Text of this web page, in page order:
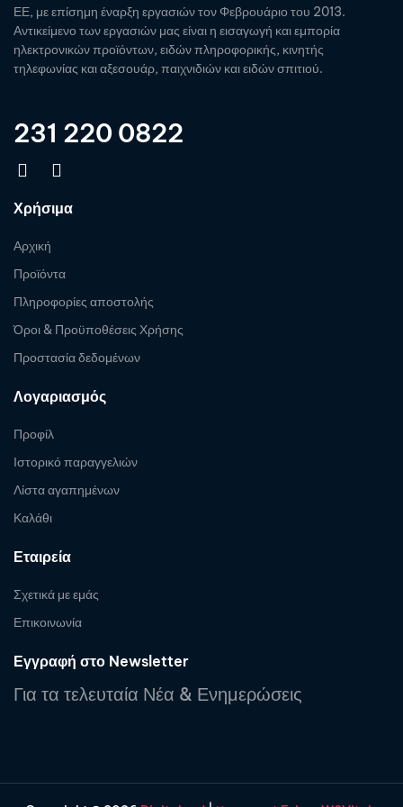
ΕΕ, με επίσημη έναρξη εργασιών τον Φεβρουάριο του 2013.
Αντικείμενο των εργασιών μας είναι η εισαγωγή και εμπορία
ηλεκτρονικών προϊόντων, ειδών πληροφορικής, κινητής
τηλεφωνίας και αξεσουάρ, παιχνιδιών και ειδών σπιτιού.
231 220 0822
Χρήσιμα
Αρχική
Προϊόντα
Πληροφορίες αποστολής
Όροι & Προϋποθέσεις Χρήσης
Προστασία δεδομένων
Λογαριασμός
Προφίλ
Ιστορικό παραγγελιών
Λίστα αγαπημένων
Καλάθι
Εταιρεία
Σχετικά με εμάς
Επικοινωνία
Εγγραφή στο Newsletter
Για τα τελευταία Νέα & Ενημερώσεις